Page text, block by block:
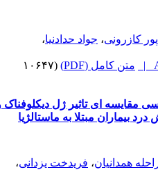
کازرونی، جواد حدادنیا،
متن کامل (PDF)
(۱۰۶۴۷
مقایسه ای تاثیر ژل دیکلوفناک و
مبتلا به ماستالژیا
همدانیان،فریدخت یزدانی،